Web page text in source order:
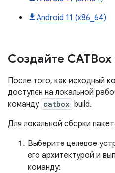
Android 11 (x86_64)
Создайте CATBox
После того, как исходный
доступен на локальной
команду catbox
build.
Для локальной сборки
Выберите целевое
его архитектурой и
команду: